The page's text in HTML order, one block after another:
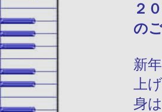
の
新
上
身